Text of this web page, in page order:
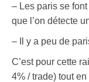
– Les paris se
que l’on détecte
– Il y a peu de
C’est pour cette
4% / trade) tout